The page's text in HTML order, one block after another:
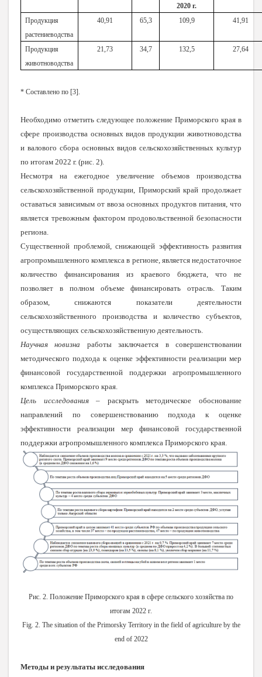
2020 г.
Продукция
растениеводства
40,91 65,3 109,9 41,91
Продукция
животноводства
21,73 34,7 132,5 27,64
* Составлено по [3].
Необходимо отметить следующее положение Приморского края в
сфере производства основных видов продукции животноводства
и валового сбора основных видов сельскохозяйственных культур
по итогам 2022 г. (рис. 2).
Несмотря на ежегодное увеличение объемов производства
сельскохозяйственной продукции, Приморский край продолжает
оставаться зависимым от ввоза основных продуктов питания, что
является тревожным фактором продовольственной безопасности
региона.
Существенной проблемой, снижающей эффективность развития
агропромышленного комплекса в регионе, является недостаточное
количество финансирования из краевого бюджета, что не
позволяет в полном объеме финансировать отрасль. Таким
образом, снижаются показатели деятельности
сельскохозяйственного производства и количество субъектов,
осуществляющих сельскохозяйственную деятельность.
Научная новизна работы заключается в совершенствовании
методического подхода к оценке эффективности реализации мер
финансовой государственной поддержки агропромышленного
комплекса Приморского края.
Цель исследования– раскрыть методическое обоснование
направлений по совершенствованию подхода к оценке
эффективности реализации мер финансовой государственной
поддержки агропромышленного комплекса Приморского края.
Рис. 2. Положение Приморского края в сфере сельского хозяйства по
итогам 2022 г.
Fig. 2. The situation of the Primorsky Territory in the field of agriculture by the
end of 2022
Методы и результаты исследования